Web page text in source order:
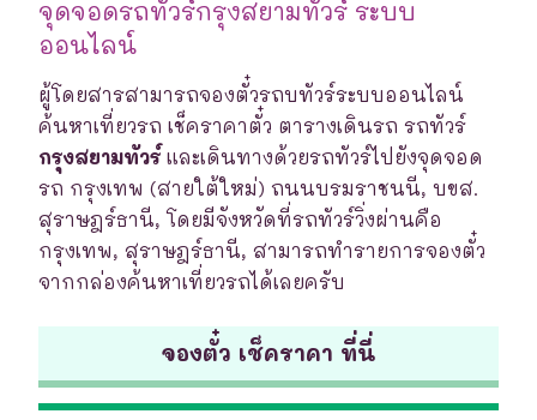
จุดจอดรถทัวร์กรุงสยามทัวร์ ระบบ
ออนไลน์
ผู้โดยสารสามารถจองตั๋วรถบทัวร์ระบบออนไลน์
ค้นหาเที่ยวรถ เช็คราคาตั๋ว ตารางเดินรถ รถทัวร์
กรุงสยามทัวร์ และเดินทางด้วยรถทัวร์ไปยังจุดจอด
รถ กรุงเทพ (สายใต้ใหม่) ถนนบรมราชนนี, บขส.
สุราษฎร์ธานี, โดยมีจังหวัดที่รถทัวร์วิ่งผ่านคือ
กรุงเทพ, สุราษฎร์ธานี, สามารถทำรายการจองตั๋ว
จากกล่องค้นหาเที่ยวรถได้เลยครับ
จองตั๋ว เช็คราคา ที่นี่